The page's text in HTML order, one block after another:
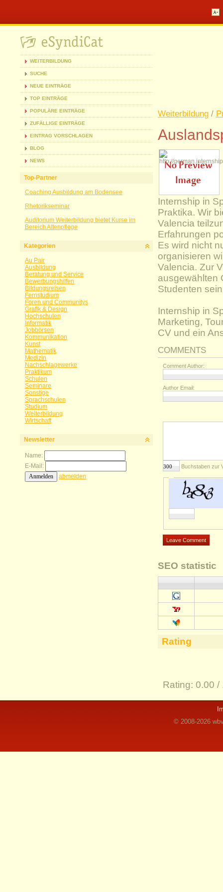
WEITERBILDUNG
SUCHE
NEUE EINTRÄGE
TOP EINTRÄGE
POPULÄRE EINTRÄGE
ZUFÄLLIGE EINTRÄGE
EINTRAG VORSCHLAGEN
BLOG
NEWS
Top-Partner
Coaching Ausbildung am Bodensee
Rhetorikseminar
Auditorium Weiterbildung bietet Kurse im
Bereich Altenpflege
Kategorien
Au Pair
Ausbildung
Beratung und Service
Bewerbungshilfen
Bildungsreisen
Fernstudium
Foren und Communitys
Grafik & Design
Hochschulen
Informatik
Jobbörsen
Kommunikation
Kunst
Mathematik
Medizin
Nachschlagewerke
Praktikum
Schulen
Seminare
Sonstige
Sprachschulen
Studium
Weiterbildung
Wirtschaft
Newsletter
Name:
E-Mail:
abmelden
Weiterbildung /
Internship in
Praktika. Wir
Valencia
Erfahrungen
Es wird nicht
organisieren
Valencia. Zur
ausgewählten
Studenten
Internship in
Marketing,
CV und ein
COMMENTS
Comment Author:
Author Email:
Buchstaben zur
SEO statistic
Rating
Rating: 0.00 /
© 2008-2026